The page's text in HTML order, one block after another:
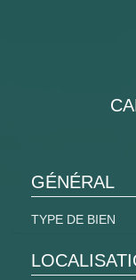
GÉNÉRAL
TYPE DE BIEN